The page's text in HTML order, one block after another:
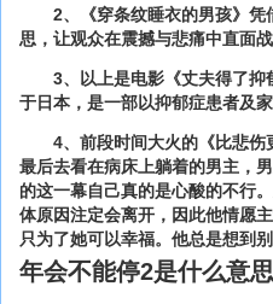
2、《穿条纹睡衣的男孩》
思，让观众在震撼与悲痛中直面战
3、以上是电影《丈夫得了
于日本，是一部以抑郁症患者及
4、前段时间大火的《比悲
最后去看在病床上躺着的男主，
的这一幕自己真的是心酸的不行
体原因注定会离开，因此他情愿
只为了她可以幸福。他总是想到
年会不能停2是什么意思